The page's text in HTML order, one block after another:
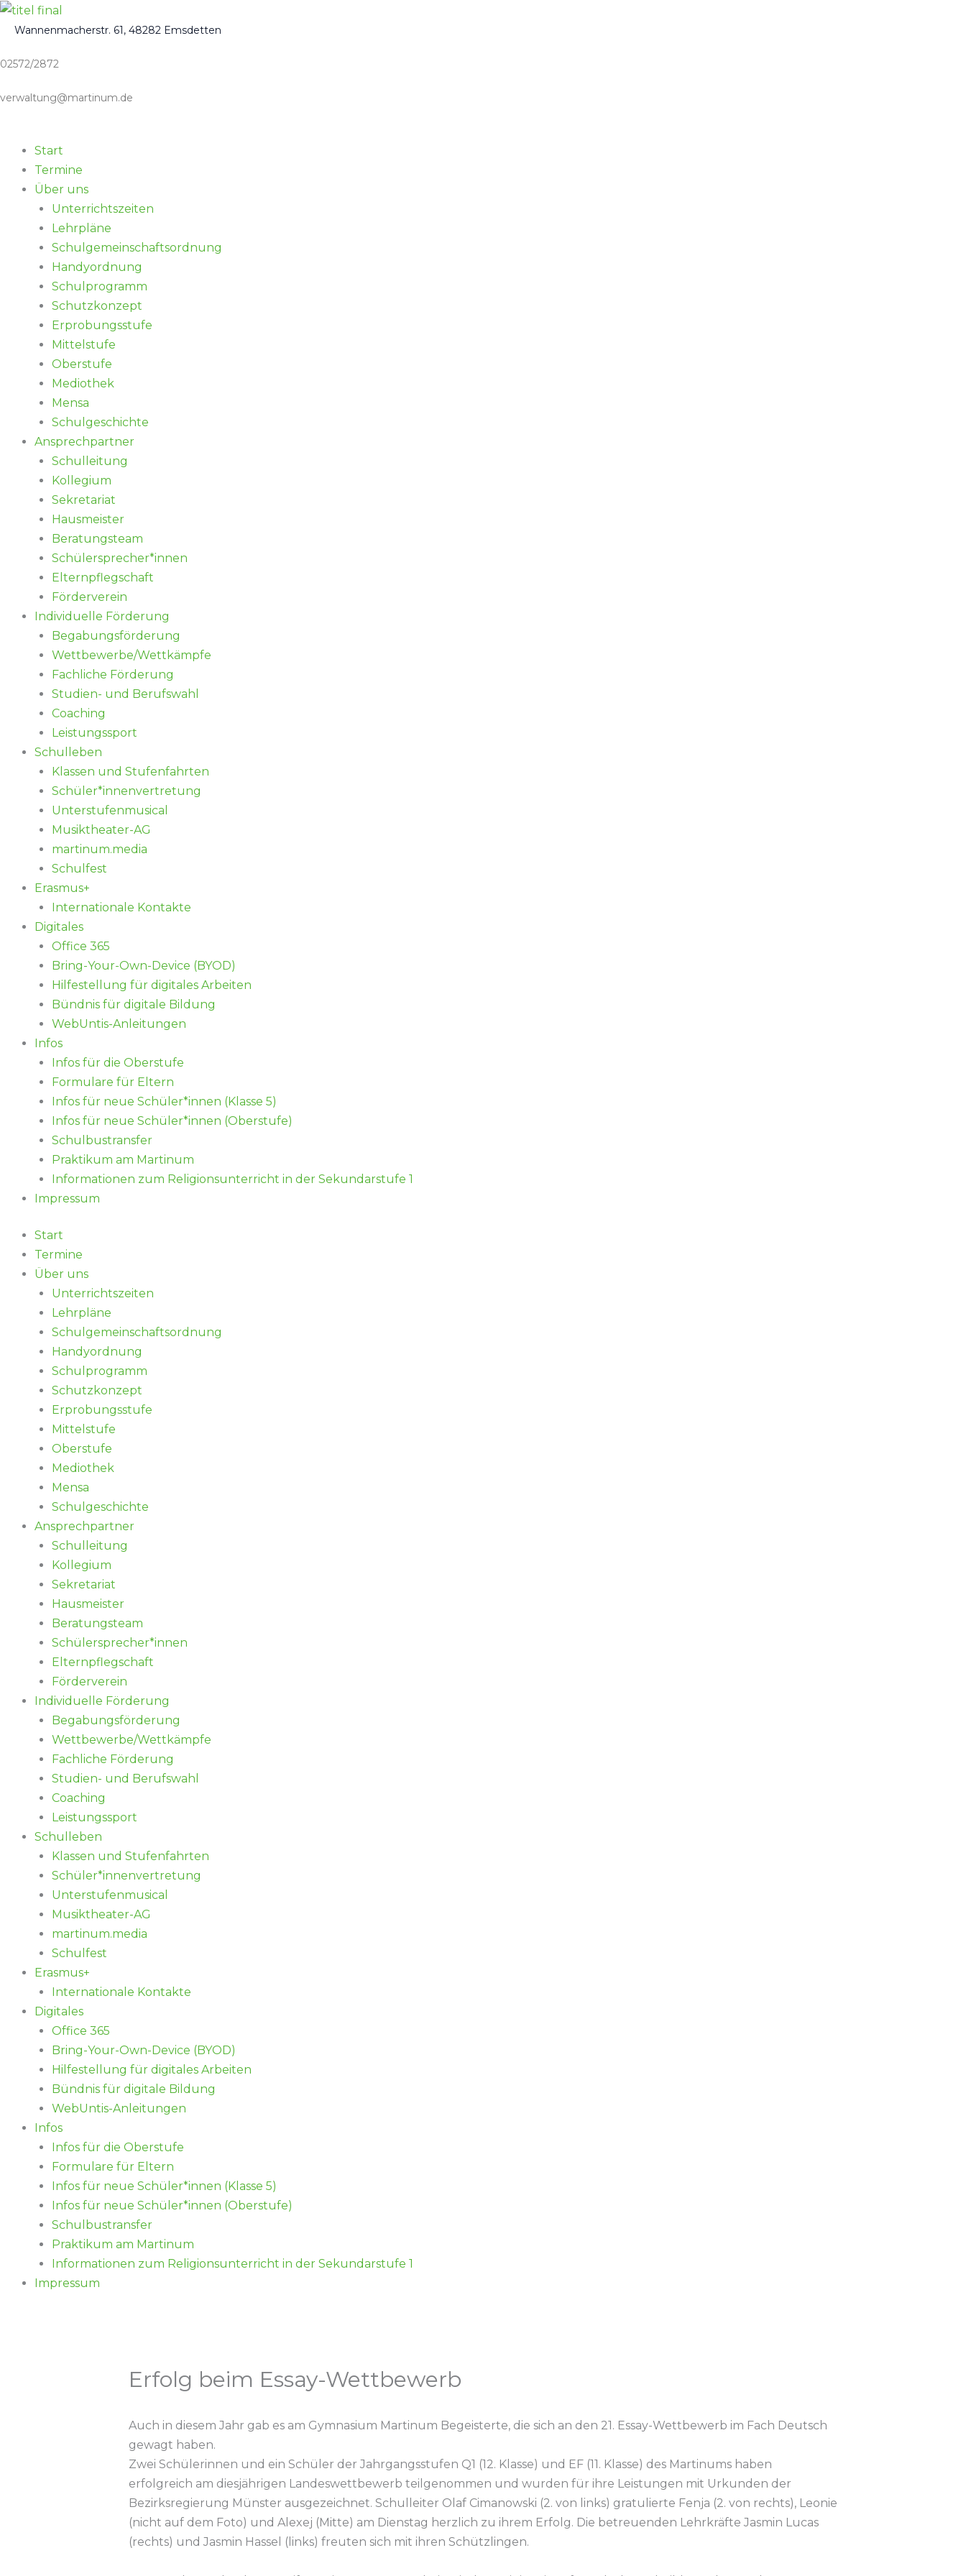
Zum
Inhalt
Wannenmacherstr. 61, 48282 Emsdetten
02572/2872
verwaltung@martinum.de
Start
Termine
Über uns
Unterrichtszeiten
Lehrpläne
Schulgemeinschaftsordnung
Handyordnung
Schulprogramm
Schutzkonzept
Erprobungsstufe
Mittelstufe
Oberstufe
Mediothek
Mensa
Schulgeschichte
Ansprechpartner
Schulleitung
Kollegium
Sekretariat
Hausmeister
Beratungsteam
Schülersprecher*innen
Elternpflegschaft
Förderverein
Individuelle Förderung
Begabungsförderung
Wettbewerbe/Wettkämpfe
Fachliche Förderung
Studien- und Berufswahl
Coaching
Leistungssport
Schulleben
Klassen und Stufenfahrten
Schüler*innenvertretung
Unterstufenmusical
Musiktheater-AG
martinum.media
Schulfest
Erasmus+
Internationale Kontakte
Digitales
Office 365
Bring-Your-Own-Device (BYOD)
Hilfestellung für digitales Arbeiten
Bündnis für digitale Bildung
WebUntis-Anleitungen
Infos
Infos für die Oberstufe
Formulare für Eltern
Infos für neue Schüler*innen (Klasse 5)
Infos für neue Schüler*innen (Oberstufe)
Schulbustransfer
Praktikum am Martinum
Informationen zum Religionsunterricht in der Sekundarstufe 1
Impressum
Start
Termine
Über uns
Unterrichtszeiten
Lehrpläne
Schulgemeinschaftsordnung
Handyordnung
Schulprogramm
Schutzkonzept
Erprobungsstufe
Mittelstufe
Oberstufe
Mediothek
Mensa
Schulgeschichte
Ansprechpartner
Schulleitung
Kollegium
Sekretariat
Hausmeister
Beratungsteam
Schülersprecher*innen
Elternpflegschaft
Förderverein
Individuelle Förderung
Begabungsförderung
Wettbewerbe/Wettkämpfe
Fachliche Förderung
Studien- und Berufswahl
Coaching
Leistungssport
Schulleben
Klassen und Stufenfahrten
Schüler*innenvertretung
Unterstufenmusical
Musiktheater-AG
martinum.media
Schulfest
Erasmus+
Internationale Kontakte
Digitales
Office 365
Bring-Your-Own-Device (BYOD)
Hilfestellung für digitales Arbeiten
Bündnis für digitale Bildung
WebUntis-Anleitungen
Infos
Infos für die Oberstufe
Formulare für Eltern
Infos für neue Schüler*innen (Klasse 5)
Infos für neue Schüler*innen (Oberstufe)
Schulbustransfer
Praktikum am Martinum
Informationen zum Religionsunterricht in der Sekundarstufe 1
Impressum
Erfolg beim Essay-Wettbewerb
Auch in diesem Jahr gab es am Gymnasium Martinum Begeisterte, die sich an den 21. Essay-Wettbewerb im Fach Deutsch
gewagt haben.
Zwei Schülerinnen und ein Schüler der Jahrgangsstufen Q1 (12. Klasse) und EF (11. Klasse) des Martinums haben
erfolgreich am diesjährigen Landeswettbewerb teilgenommen und wurden für ihre Leistungen mit Urkunden der
Bezirksregierung Münster ausgezeichnet. Schulleiter Olaf Cimanowski (2. von links) gratulierte Fenja (2. von rechts), Leonie
(nicht auf dem Foto) und Alexej (Mitte) am Dienstag herzlich zu ihrem Erfolg. Die betreuenden Lehrkräfte Jasmin Lucas
(rechts) und Jasmin Hassel (links) freuten sich mit ihren Schützlingen.